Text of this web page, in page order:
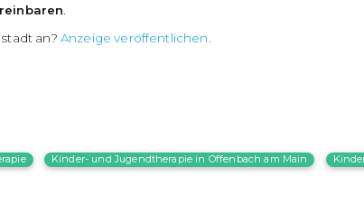
.
an? Anzeige veröffentlichen.
Kinder- und Jugendtherapie in Offenbach am Main